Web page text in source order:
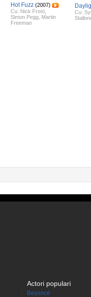
Hot Fuzz (2007)
Cu: Nick Frost
Simon Pegg Martin
Freeman
Cu:
Actori populari
Beyoncé